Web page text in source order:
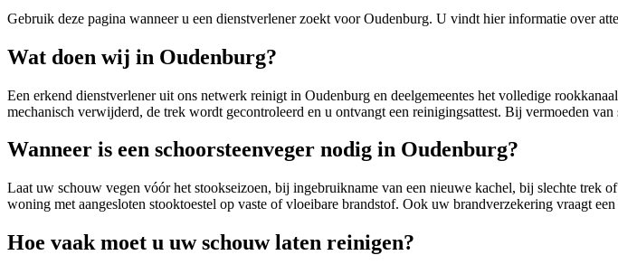
Gebruik deze pagina wanneer u een dienstverlener zoekt voorOudenburg. U vindt hier informatie over
Wat doen wij in Oudenburg?
Een erkend dienstverlener uit ons netwerk reinigt in Oudenburg en deelgemeentes het volledige
mechanisch verwijderd, de trek wordt gecontroleerd en u ontvangt een reinigingsattest. Bij vermoeden
Wanneer is een schoorsteenveger nodig in Oudenburg?
Laat uw schouw vegen vóór het stookseizoen, bij ingebruikname van een nieuwe kachel, bij slechte trek
woning met aangesloten stooktoestel op vaste of vloeibare brandstof. Ook uw brandverzekering vraagt een
Hoe vaak moet u uw schouw laten reinigen?